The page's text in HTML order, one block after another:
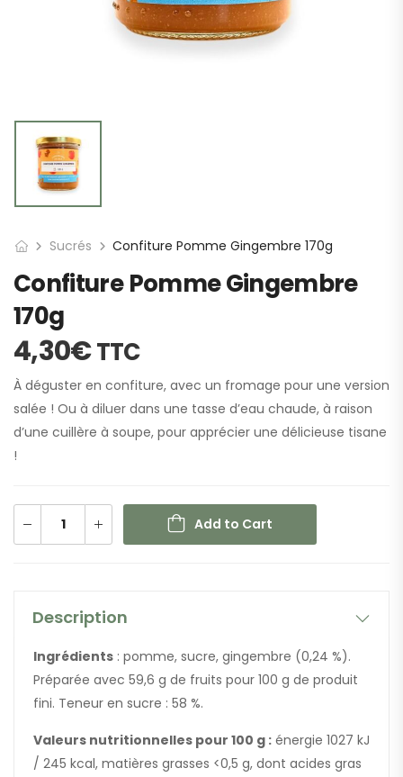
Sucrés Confiture Pomme Gingembre 170g
Confiture Pomme Gingembre
170g
4,30€TTC
À déguster en confiture, avec un fromage pour une version
salée ! Ou à diluer dans une tasse d’eau chaude, à raison
d’une cuillère à soupe, pour apprécier une délicieuse tisane
!
Add to Cart
Description
Ingrédients : pomme, sucre, gingembre (0,24 %).
Préparée avec 59,6 g de fruits pour 100 g de produit
fini. Teneur en sucre : 58 %.
Valeurs nutritionnelles pour 100 g : énergie 1027 kJ
/ 245 kcal, matières grasses <0,5 g, dont acides gras